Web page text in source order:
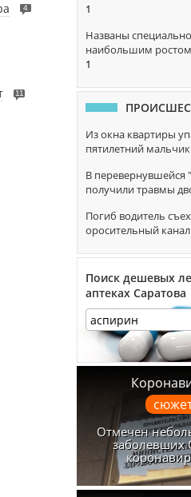
4
11
1
Названы
наибольшим ростом
1
Из окна квартиры
пятилетний мальчик
В перевернувшейся
получили травмы
Погиб водитель
оросительный
Поиск дешевых
аптеках Саратова
Отмечен
заболевших